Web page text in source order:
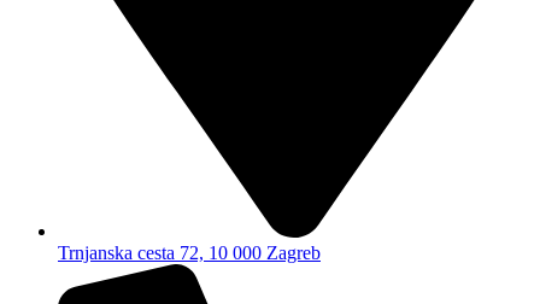
Trnjanska cesta 72, 10 000 Zagreb